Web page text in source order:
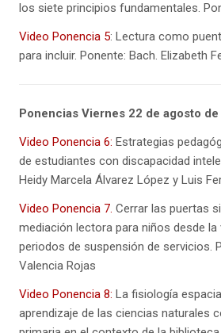
los siete principios fundamentales.
Video Ponencia 5: Lectura como
para incluir. Ponente: Bach. Elizabeth
Ponencias Viernes 22 de agosto de
Video Ponencia 6: Estrategias
de estudiantes con discapacidad
Heidy Marcela Álvarez López y Luis
Video Ponencia 7. Cerrar las puertas
mediación lectora para niños desde la
periodos de suspensión de servicios.
Valencia Rojas
Video Ponencia 8: La fisiología
aprendizaje de las ciencias naturales